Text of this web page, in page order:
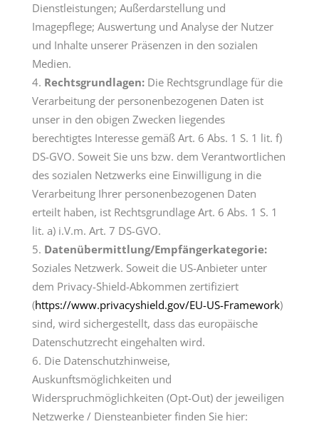
Dienstleistungen; Außerdarstellung und
Imagepflege; Auswertung und Analyse der Nutzer
und Inhalte unserer Präsenzen in den sozialen
Medien.
Rechtsgrundlagen:Die Rechtsgrundlage für die
Verarbeitung der personenbezogenen Daten ist
unser in den obigen Zwecken liegendes
berechtigtes Interesse gemäß Art. 6 Abs. 1 S. 1 lit. f)
DS-GVO. Soweit Sie uns bzw. dem Verantwortlichen
des sozialen Netzwerks eine Einwilligung in die
Verarbeitung Ihrer personenbezogenen Daten
erteilt haben, ist Rechtsgrundlage Art. 6 Abs. 1 S. 1
lit. a) i.V.m. Art. 7 DS-GVO.
Datenübermittlung/Empfängerkategorie:
Soziales Netzwerk. Soweit die US-Anbieter unter
dem Privacy-Shield-Abkommen zertifiziert
(https://www.privacyshield.gov/EU-US-Framework)
sind, wird sichergestellt, dass das europäische
Datenschutzrecht eingehalten wird.
Die Datenschutzhinweise,
Auskunftsmöglichkeiten und
Widerspruchmöglichkeiten (Opt-Out) der jeweiligen
Netzwerke / Diensteanbieter finden Sie hier: